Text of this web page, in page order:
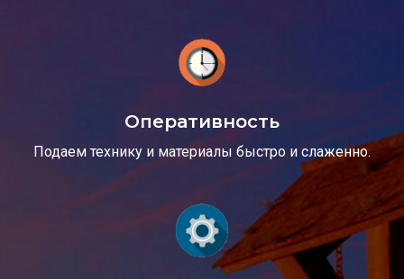
Оперативность
Подаем технику и материалы быстро и слаженно.